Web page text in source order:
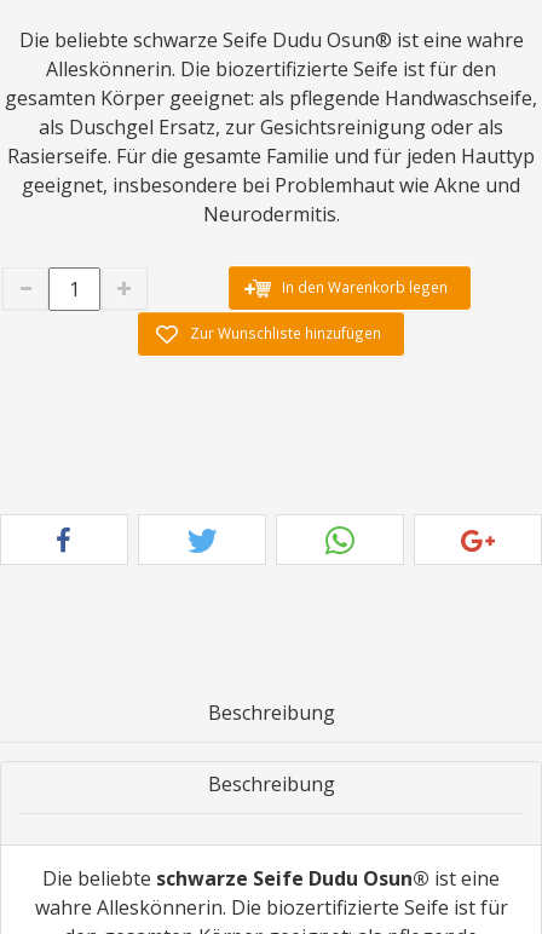
Die beliebte schwarze Seife Dudu Osun® ist eine wahre
Alleskönnerin. Die biozertifizierte Seife ist für den
gesamten Körper geeignet: als pflegende Handwaschseife,
als Duschgel Ersatz, zur Gesichtsreinigung oder als
Rasierseife. Für die gesamte Familie und für jeden Hauttyp
geeignet, insbesondere bei Problemhaut wie Akne und
Neurodermitis.
In den Warenkorb legen
Zur Wunschliste hinzufügen
Beschreibung
Beschreibung
Die beliebte schwarze Seife Dudu Osun® ist eine
wahre Alleskönnerin. Die biozertifizierte Seife ist für